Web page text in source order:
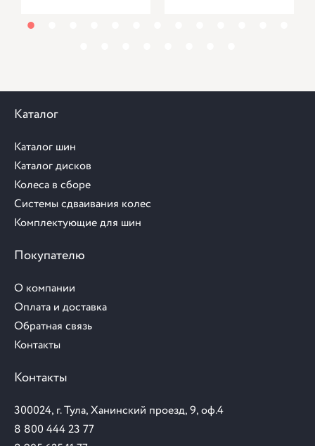
Каталог
Каталог шин
Каталог дисков
Колеса в сборе
Системы сдваивания колес
Комплектующие для шин
Покупателю
О компании
Оплата и доставка
Обратная связь
Контакты
Контакты
300024, г. Тула, Ханинский проезд, 9, оф.4
8 800 444 23 77